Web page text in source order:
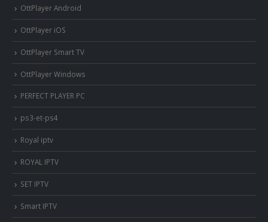
OttPlayer Android
OttPlayer iOS
OttPlayer Smart TV
OttPlayer Windows
PERFECT PLAYER PC
ps3-et-ps4
Royal iptv
ROYAL IPTV
SET IPTV
Smart IPTV